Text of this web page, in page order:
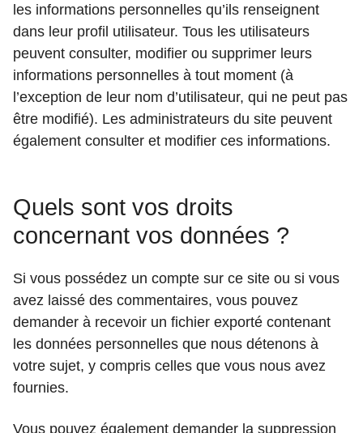
les informations personnelles qu’ils renseignent
dans leur profil utilisateur. Tous les utilisateurs
peuvent consulter, modifier ou supprimer leurs
informations personnelles à tout moment (à
l’exception de leur nom d’utilisateur, qui ne peut pas
être modifié). Les administrateurs du site peuvent
également consulter et modifier ces informations.
Quels sont vos droits
concernant vos données ?
Si vous possédez un compte sur ce site ou si vous
avez laissé des commentaires, vous pouvez
demander à recevoir un fichier exporté contenant
les données personnelles que nous détenons à
votre sujet, y compris celles que vous nous avez
fournies.
Vous pouvez également demander la suppression